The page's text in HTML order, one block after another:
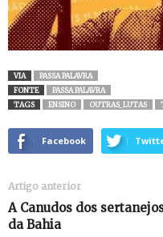
VIA
PASSA PALAVRA
FONTE
PASSA PALAVRA
TAGS
ENSINO OUTRAS_LUTAS
Facebook
Artigo anterior
A Canudos dos
da Bahia